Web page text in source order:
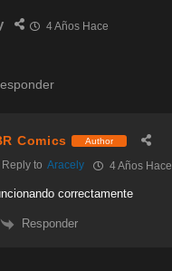
4 Años Hace
Comics Author
Reply to Aracely 4 Años Hace
correctamente
Responder